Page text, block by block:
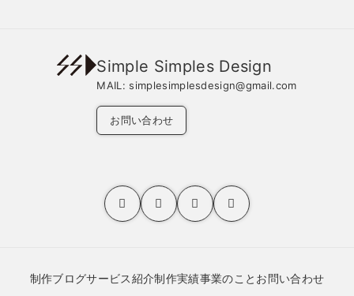
Simple Simples Design
MAIL:simplesimplesdesign@gmail.com
お問い合わせ
制作ブログサービス紹介制作実績事業のこと お問い合わせ